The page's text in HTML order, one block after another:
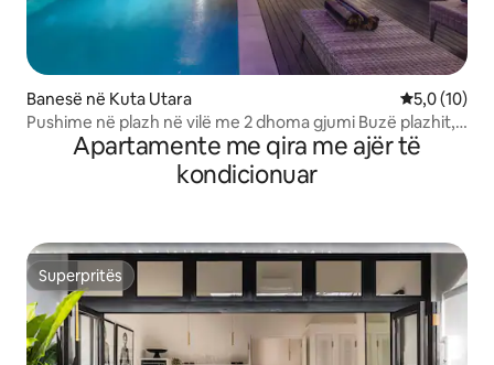
Banesë në Kuta Utara Vlerësimi
5,0 (10)
Pushime në plazh në vilë me 2 dhoma gjumi Buzë plazhit,
CangguApartamente me qira me ajër të
kondicionuar
Superpritës
Superpritës